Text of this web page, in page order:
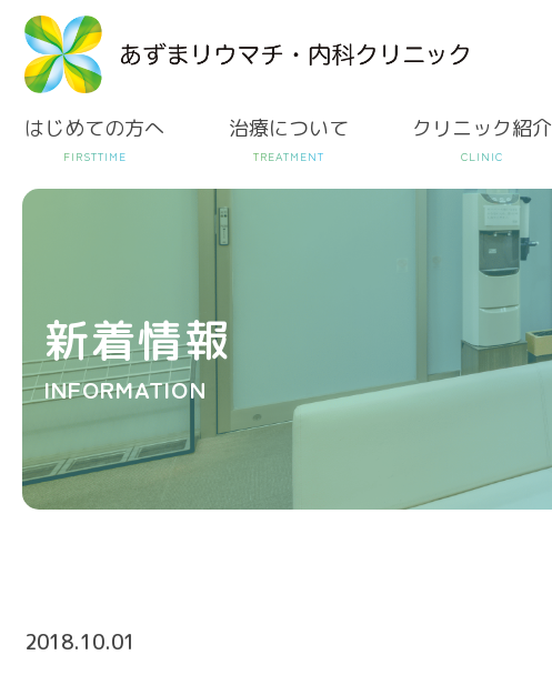
はじめての方へ 治療について クリニック紹介
新着情報
INFORMATION
2018.10.01